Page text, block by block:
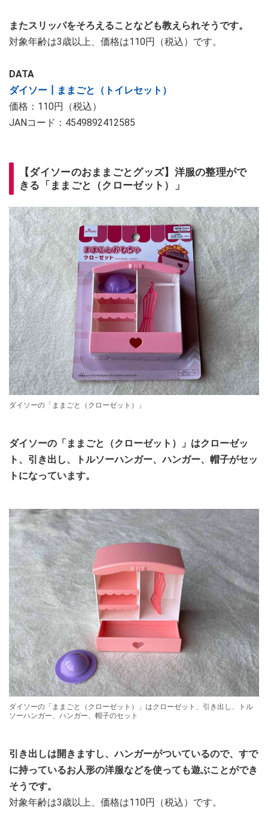
またスリッパをそろえることなども教えられそうです。
対象年齢は3歳以上、価格は110円（税込）です。
DATA
ダイソー┃ままごと（トイレセット）
価格：110円（税込）
JANコード：4549892412585
【ダイソーのおままごとグッズ】洋服の整理がで
きる「ままごと（クローゼット）」
ダイソーの「ままごと（クローゼット）」
ダイソーの「ままごと（クローゼット）」はクローゼッ
ト、引き出し、トルソーハンガー、ハンガー、帽子がセッ
トになっています。
ダイソーの「ままごと（クローゼット）」はクローゼット、引き出し、トル
ソーハンガー、ハンガー、帽子のセット
引き出しは開きますし、ハンガーがついているので、すで
に持っているお人形の洋服などを使っても遊ぶことができ
そうです。
対象年齢は3歳以上、価格は110円（税込）です。